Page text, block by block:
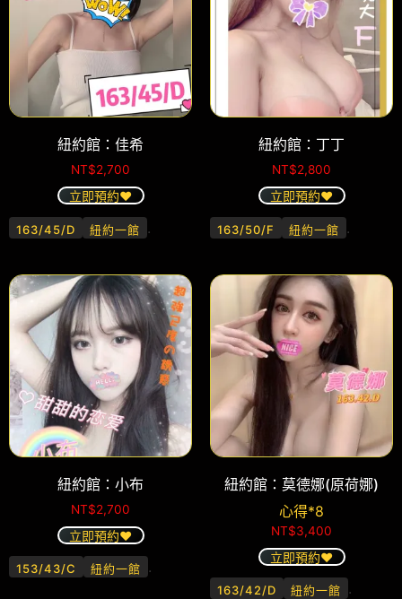
紐約館：佳希
NT$2,700
立即預約❤️
163/45/D 紐約一館 .
紐約館：丁丁
NT$2,800
立即預約❤️
163/50/F 紐約一館 .
紐約館：小布
NT$2,700
立即預約❤️
153/43/C 紐約一館 .
紐約館：莫德娜(原荷娜)
心得*8
NT$3,400
立即預約❤️
163/42/D 紐約一館 .